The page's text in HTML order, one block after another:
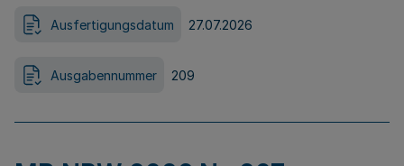
Ausfertigungsdatum 27.07.2026
Ausgabennummer 209